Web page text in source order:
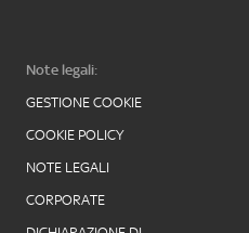
Note legali:
GESTIONE COOKIE
COOKIE POLICY
NOTE LEGALI
CORPORATE